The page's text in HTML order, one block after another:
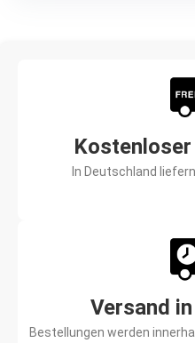
Kostenloser
In Deutschland
Versand
Bestellungen werden